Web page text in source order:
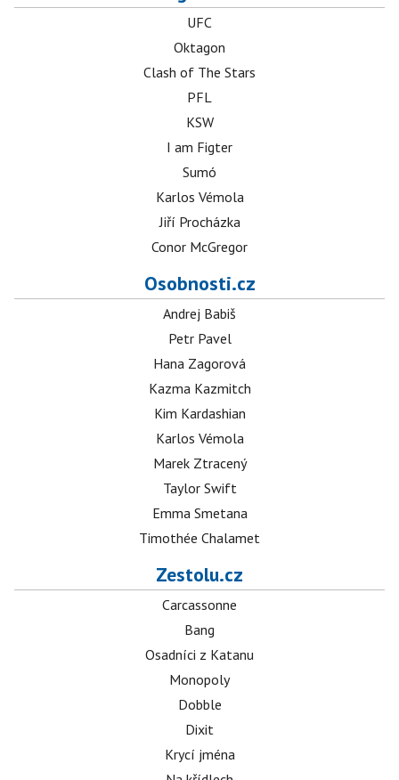
UFC
Oktagon
Clash of The Stars
PFL
KSW
I am Figter
Sumó
Karlos Vémola
Jiří Procházka
Conor McGregor
Osobnosti.cz
Andrej Babiš
Petr Pavel
Hana Zagorová
Kazma Kazmitch
Kim Kardashian
Karlos Vémola
Marek Ztracený
Taylor Swift
Emma Smetana
Timothée Chalamet
Zestolu.cz
Carcassonne
Bang
Osadníci z Katanu
Monopoly
Dobble
Dixit
Krycí jména